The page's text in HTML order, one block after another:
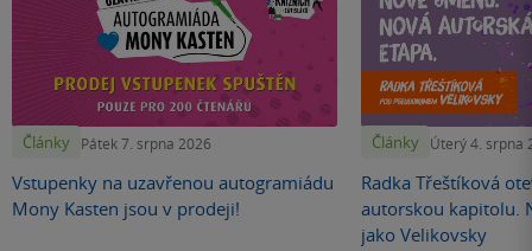
Články Pátek 7. srpna 2026
Vstupenky na uzavřenou autogramiádu
Mony Kasten jsou v prodeji!
Články Úterý 4. srpna
Radka Třeštíková
autorskou kapitolu.
jako Velikovsky